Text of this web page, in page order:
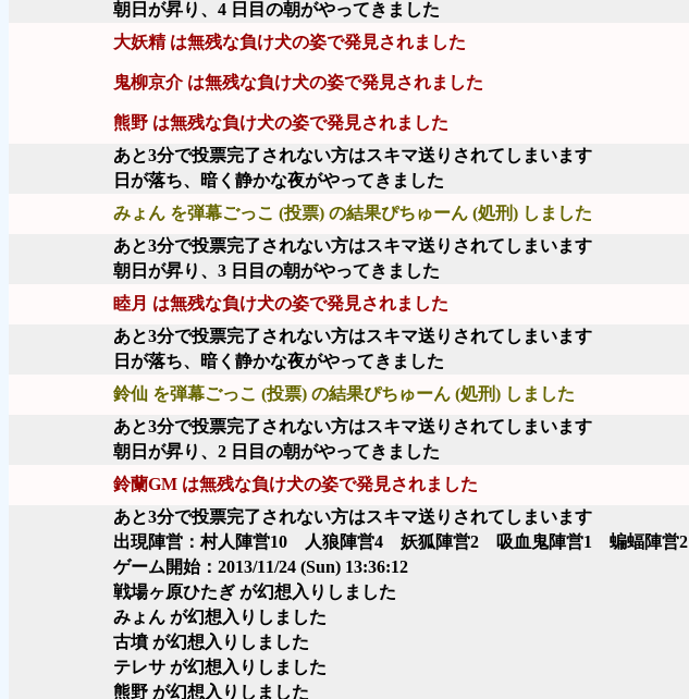
朝日が昇り、4 日目の朝がやってきました
大妖精 は無残な負け犬の姿で発見されました
鬼柳京介 は無残な負け犬の姿で発見されました
熊野 は無残な負け犬の姿で発見されました
あと3分で投票完了されない方はスキマ送りされてしまいます
日が落ち、暗く静かな夜がやってきました
みょん を弾幕ごっこ (投票) の結果ぴちゅーん (処刑) しました
あと3分で投票完了されない方はスキマ送りされてしまいます
朝日が昇り、3 日目の朝がやってきました
睦月 は無残な負け犬の姿で発見されました
あと3分で投票完了されない方はスキマ送りされてしまいます
日が落ち、暗く静かな夜がやってきました
鈴仙 を弾幕ごっこ (投票) の結果ぴちゅーん (処刑) しました
あと3分で投票完了されない方はスキマ送りされてしまいます
朝日が昇り、2 日目の朝がやってきました
鈴蘭GM は無残な負け犬の姿で発見されました
あと3分で投票完了されない方はスキマ送りされてしまいます
出現陣営：村人陣営10 人狼陣営4 妖狐陣営2 吸血鬼陣営1 蝙蝠陣営2
ゲーム開始：2013/11/24 (Sun) 13:36:12
戦場ヶ原ひたぎ が幻想入りしました
みょん が幻想入りしました
古墳 が幻想入りしました
テレサ が幻想入りしました
熊野 が幻想入りしました